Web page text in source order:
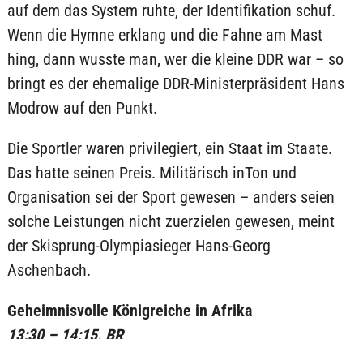
auf dem das System ruhte, der Identifikation schuf.
Wenn die Hymne erklang und die Fahne am Mast
hing, dann wusste man, wer die kleine DDR war – so
bringt es der ehemalige DDR-Ministerpräsident Hans
Modrow auf den Punkt.
Die Sportler waren privilegiert, ein Staat im Staate.
Das hatte seinen Preis. Militärisch inTon und
Organisation sei der Sport gewesen – anders seien
solche Leistungen nicht zuerzielen gewesen, meint
der Skisprung-Olympiasieger Hans-Georg
Aschenbach.
Geheimnisvolle Königreiche in Afrika
13:30 – 14:15, BR